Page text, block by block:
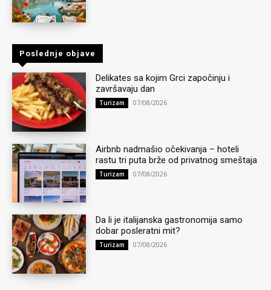
Poslednje objave
Delikates sa kojim Grci započinju i
završavaju dan
Turizam 07/08/2026
Airbnb nadmašio očekivanja – hoteli
rastu tri puta brže od privatnog smeštaja
Turizam 07/08/2026
Da li je italijanska gastronomija samo
dobar posleratni mit?
Turizam 07/08/2026